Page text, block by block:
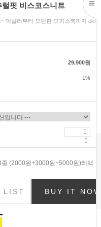
핏 비스코스니트
데일리부터 모던한 오피스룩까지 ok!
29,900원
1%
(2000원+3000원+5000원)혜택
LIST BUY IT NOW